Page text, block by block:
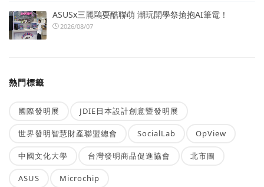
ASUSx三麗鷗耍酷聯萌 潮玩開學祭搶抱AI筆電！
2026/08/07
熱門標籤
國際發明展 JDIE日本設計創意暨發明展
世界發明智慧財產聯盟總會 SocialLab OpView
中國文化大學 台灣發明商品促進協會 北市圖
ASUS Microchip